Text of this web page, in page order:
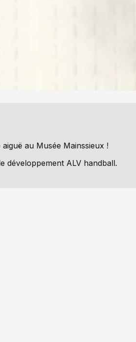
au Musée Mainssieux !
développement ALV handball.